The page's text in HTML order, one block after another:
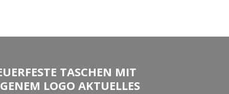
TASCHEN MIT
LOGO AKTUELLES